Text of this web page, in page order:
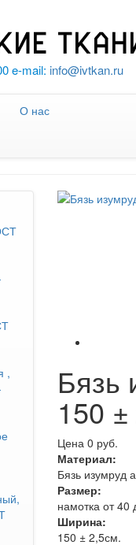
e-mail: info@ivtkan.ru
О нас
,
Бязь
150
Цена 0 руб.
Материал:
Бязь изумруд
Размер:
намотка от 40
Ширина:
150 ± 2,5см.